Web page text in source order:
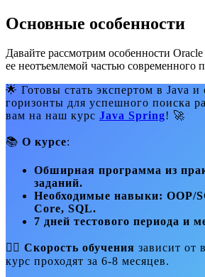
Основные особенности
Давайте рассмотрим особенности
ее неотъемлемой частью современного
🌟 Готовы стать экспертом в Java
горизонты для успешного поиска
вам на наш курс Java Spring! 🚀
📚 О курсе:
Обширная программа из
заданий.
Необходимые навыки: OOP/
Core, SQL.
7 дней тестового периода и
🚴‍♂️ Скорость обучения зависит от
курс проходят за 6-8 месяцев.